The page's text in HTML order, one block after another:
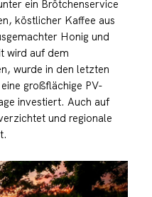
ein Brötchenservice
köstlicher Kaffee aus
Honig und
wird auf dem
wurde in den letzten
großflächige PV-
investiert. Auch auf
und regionale